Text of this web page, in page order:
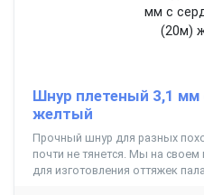
Шнур плетеный 3,1 мм
желтый
Прочный шнур для разных
почти не тянется. Мы на своем
для изготовления оттяжек